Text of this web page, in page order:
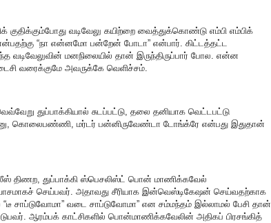
குதிக்கும்போது வடிவேலு கயிற்றை வைத்துக்கொண்டு எம்பி எம்பிக்
“நா என்னமோ பன்றேன் போடா” என்பார். கிட்டத்தட்ட
மனநிலையில் தான் இருந்திருப்பார் போல. என்ன
வரைக்குமே அவருக்கே வெளிச்சம்.
துப்பாக்கியால் சுடப்பட்டு, தலை தனியாக வெட்டபட்டு
கொலைபண்ணி, மர்டர் பன்னிருவேண்டா டோங்க்ரே என்பது இதுதான்
திணற, துப்பாக்கி ஸ்பெசலிஸ்ட் பொன் மாணிக்கவேல்
செய்பவர். அதாவது சீரியாக இன்வெஸ்டிகேஷன் செய்வதற்காக
சாப்டுவோமா” வடை சாப்டுவோமா” என சம்மந்தம் இல்லாமல் பேசி தான்
ஆரம்பக் காட்சிகளில் பொன்மாணிக்கவேலின் அதிகப் பிரசங்கித்